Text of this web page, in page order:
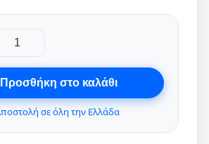
Προσθήκη στο καλάθι
σε όλη την Ελλάδα